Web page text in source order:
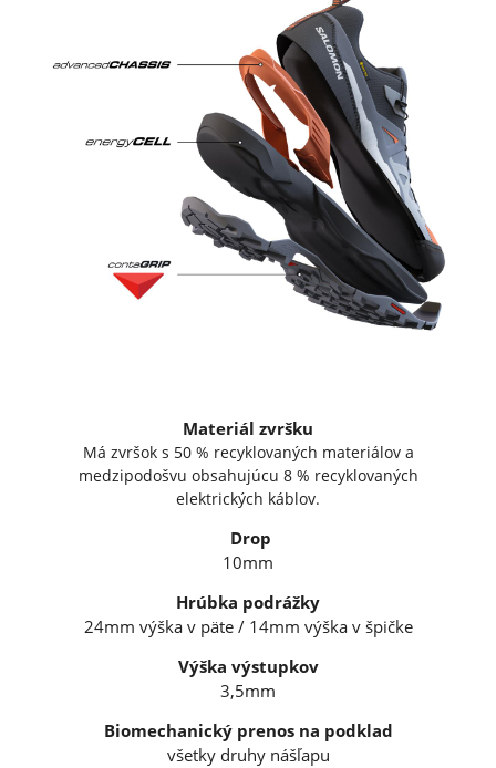
Materiál zvršku
Má zvršok s 50 % recyklovaných materiálov a
medzipodošvu obsahujúcu 8 % recyklovaných
elektrických káblov.
Drop
10mm
Hrúbka podrážky
24mm výška v päte / 14mm výška v špičke
Výška výstupkov
3,5mm
Biomechanický prenos na podklad
všetky druhy nášľapu